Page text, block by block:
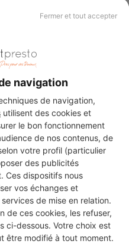
Fermer et tout accepter
navigation
de navigation,
utilisent des cookies et
le bon fonctionnement
de nos contenus, de
votre profil (particulier
des publicités
Ces dispositifs nous
vos échanges et
de mise en relation.
de ces cookies, les refuser,
ci-dessous. Votre choix est
être modifié à tout moment.
?
et ne savez quel professionnel
auprès de notre réseau de 5 000
en France.
DEVIS